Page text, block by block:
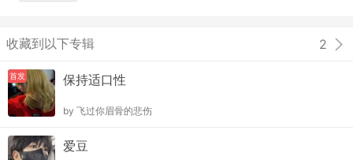
收藏到以下专辑 2
首发 保持适口性
by 飞过你眉骨的悲伤
爱豆